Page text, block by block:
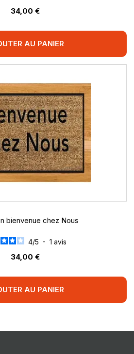
34,00 €
AU PANIER
bienvenue chez Nous
4/5 - 1 avis
34,00 €
AU PANIER